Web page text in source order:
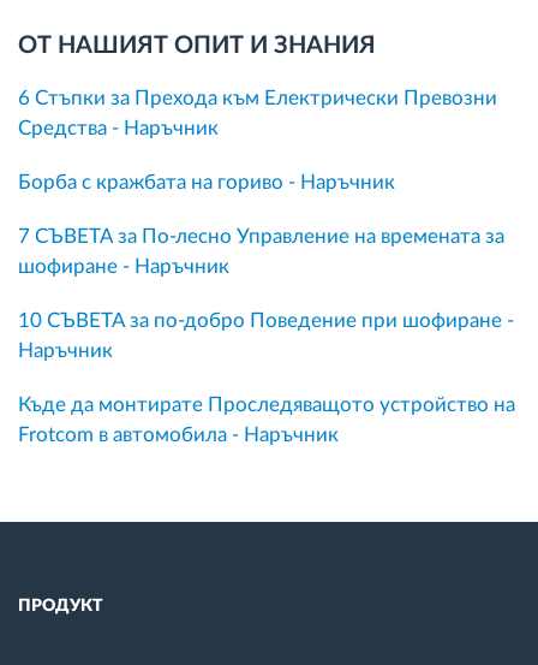
ОТ НАШИЯТ ОПИТ И ЗНАНИЯ
6 Стъпки за Прехода към Електрически Превозни
Средства - Наръчник
Борба с кражбата на гориво - Наръчник
7 СЪВЕТА за По-лесно Управление на времената за
шофиране - Наръчник
10 СЪВЕТА за по-добро Поведение при шофиране -
Наръчник
Къде да монтирате Проследяващото устройство на
Frotcom в автомобила - Наръчник
ПРОДУКТ